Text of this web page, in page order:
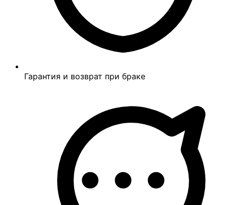
Гарантия и возврат при браке